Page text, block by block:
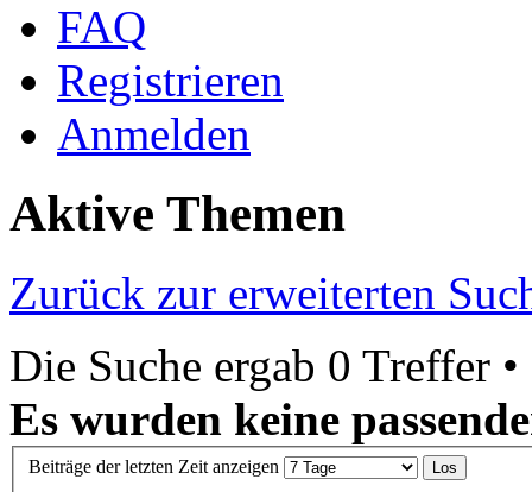
FAQ
Registrieren
Anmelden
Aktive Themen
Zurück zur erweiterten
Die Suche ergab 0 Treffer
Es wurden keine
Beiträge der letzten Zeit anzeigen